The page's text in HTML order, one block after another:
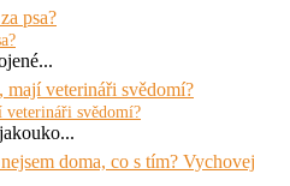
veterináři svědomí?